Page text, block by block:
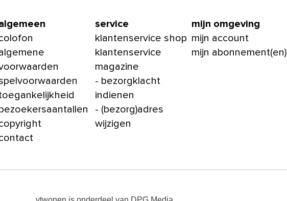
bezoekersaantallen
service
klantenservice shop
klantenservice
magazine
- bezorgklacht
indienen
- (bezorg)adres
wijzigen
mijn omgeving
mijn account
mijn abonnement(en)